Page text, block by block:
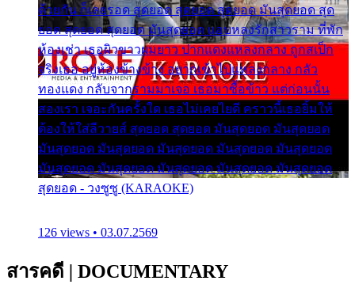
ด้วยกัน ก็เลยรอด สุดยอด สุดยอด สุดยอด มันสุดยอด สุด
ยอด สุดยอด สุดยอด มันสุดยอด แอบหลงรักสาวราม ที่พัก
ห้องเช่า เธอผิวขาวผมยาว ปากแดงแหลงกลาง ถูกสเป็ก
จริงเธอ อยู่ห้องข้างข้าง อยากเข้าไปแหลงกลาง กลัว
ทองแดง กลับจากรามมาเจอ เธอมาซื้อข้าว แต่ก่อนนั้น
สองเรา เจอะกันครั้งใด เธอไม่เคยไยดี คราวนี้เธอยิ้มให้
ต้องให้ใส่ลีวายส์ สุดยอด สุดยอด มันสุดยอด มันสุดยอด
มันสุดยอด มันสุดยอด มันสุดยอด มันสุดยอด มันสุดยอด
มันสุดยอด มันสุดยอด มันสุดยอด มันสุดยอด มันสุดยอด
สุดยอด - วงซูซู (KARAOKE)
126 views • 03.07.2569
สารคดี | DOCUMENTARY